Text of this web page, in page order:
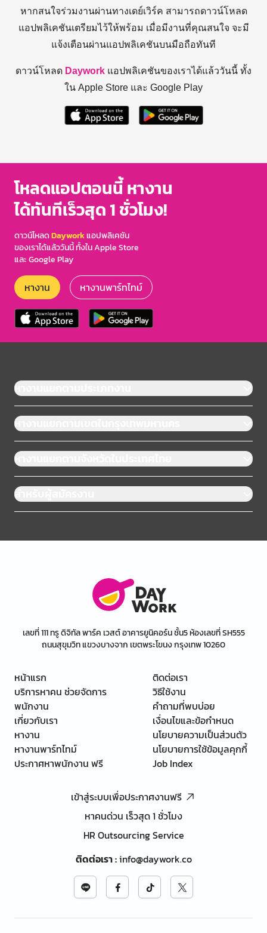
หากสนใจร่วมงานผ่านทางเดย์เวิร์ค สามารถดาวน์โหลด
แอปพลิเคชันเตรียมไว้ให้พร้อม เมื่อมีงานที่คุณสนใจ จะมี
แจ้งเตือนผ่านแอปพลิเคชันบนมือถือทันที
ดาวน์โหลด Daywork แอปพลิเคชันของเราได้แล้ววันนี้ ทั้ง
ใน Apple Store และ Google Play
โหลดแอปตอนนี้ หางาน
ได้ทันทีเร็วสุด 1 ชั่วโมง!
ดาวน์โหลดDayworkแอปพลิเคชัน
ของเราได้แล้ววันนี้ ทั้งใน Apple Store
และ Google Play
หางาน หางานพาร์ทไทม์
หางานแยกตามประเภทงาน
หางานแยกตามเขตในกรุงเทพมหานคร
หางานแยกตามจังหวัดในประเทศไทย
สำหรับผู้สมัครงาน
เลขที่ 111 ทรู ดิจิทัล พาร์ค เวสต์ อาคารยูนิคอร์น ชั้น5 ห้องเลขที่ SH555
ถนนสุขุมวิท แขวงบางจาก เขตพระโขนง กรุงเทพ 10260
หน้าแรก
บริการหาคน ช่วยจัดการ
พนักงาน
เกี่ยวกับเรา
หางาน
หางานพาร์ทไทม์
ประกาศหาพนักงาน ฟรี
ติดต่อเรา
วิธีใช้งาน
คำถามที่พบบ่อย
เงื่อนไขและข้อกำหนด
นโยบายความเป็นส่วนตัว
นโยบายการใช้ข้อมูลคุกกี้
Job Index
เข้าสู่ระบบเพื่อประกาศงานฟรี
หาคนด่วน เร็วสุด 1 ชั่วโมง
HR Outsourcing Service
ติดต่อเรา:info@daywork.co